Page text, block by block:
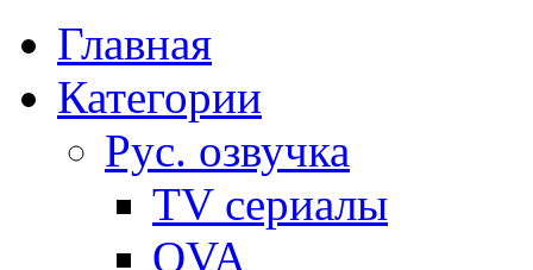
Главная
Категории
Рус. озвучка
TV сериалы
OVA